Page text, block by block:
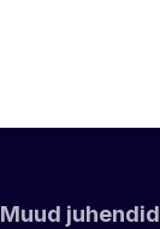
Muud juhendid